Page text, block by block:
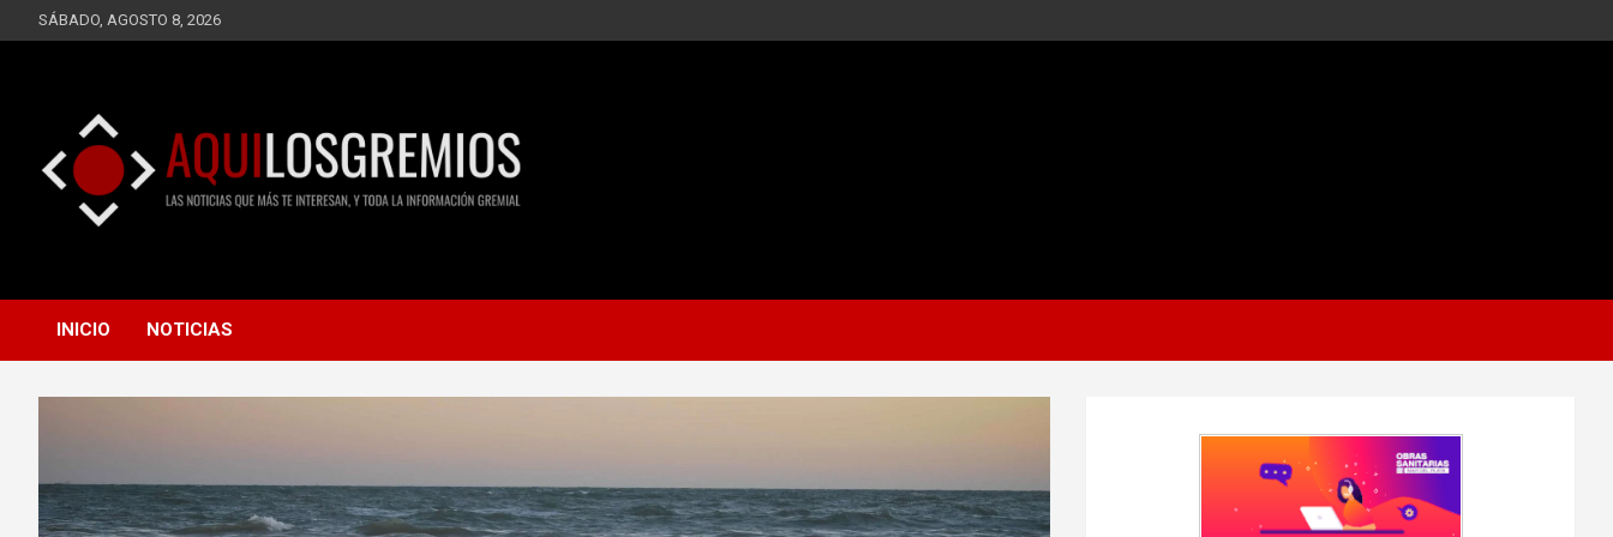
Saltar
al
SÁBADO, AGOSTO 8, 2026
AQUÍ LOS GREMIOS
INFORMACIÓN GREMIAL
INICIO
NOTICIAS